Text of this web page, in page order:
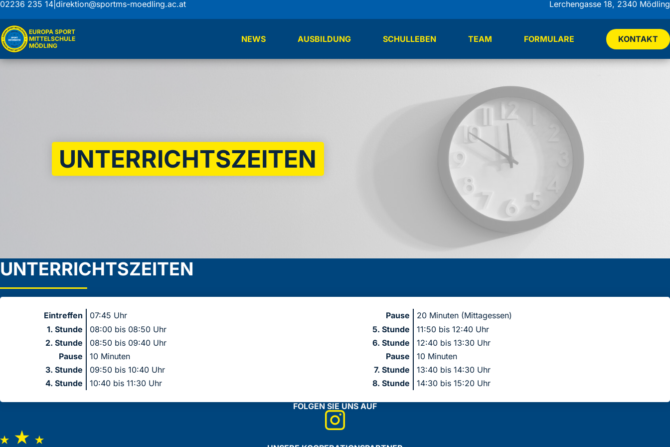
02236 235 14 direktion@sportms-moedling.ac.at Lerchengasse 18, 2340 Mödling
EUROPA SPORT
MITTELSCHULE
MÖDLING
NEWS AUSBILDUNG SCHULLEBEN TEAM FORMULARE KONTAKT
UNTERRICHTSZEITEN
UNTERRICHTSZEITEN
Eintreffen
07:45 Uhr
1. Stunde
08:00 bis 08:50 Uhr
2. Stunde
08:50 bis 09:40 Uhr
Pause
10 Minuten
3. Stunde
09:50 bis 10:40 Uhr
4. Stunde
10:40 bis 11:30 Uhr
Pause
20 Minuten (Mittagessen)
5. Stunde
11:50 bis 12:40 Uhr
6. Stunde
12:40 bis 13:30 Uhr
Pause
10 Minuten
7. Stunde
13:40 bis 14:30 Uhr
8. Stunde
14:30 bis 15:20 Uhr
FOLGEN SIE UNS AUF